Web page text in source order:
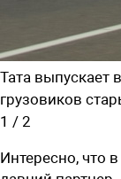
Тата выпускает
грузовиков
1 / 2
Интересно, что